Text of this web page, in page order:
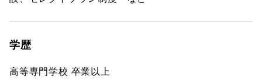
学歴
高等専門学校 卒業以上